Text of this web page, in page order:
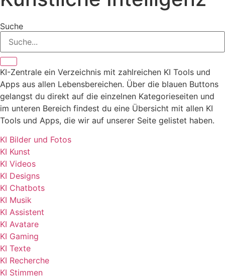
Suche
KI-Zentrale ein Verzeichnis mit zahlreichen KI Tools und
Apps aus allen Lebensbereichen. Über die blauen Buttons
gelangst du direkt auf die einzelnen Kategorieseiten und
im unteren Bereich findest du eine Übersicht mit allen KI
Tools und Apps, die wir auf unserer Seite gelistet haben.
KI Bilder und Fotos
KI Kunst
KI Videos
KI Designs
KI Chatbots
KI Musik
KI Assistent
KI Avatare
KI Gaming
KI Texte
KI Recherche
KI Stimmen